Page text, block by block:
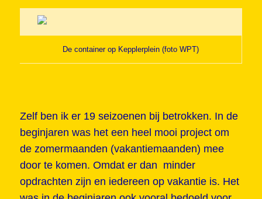
De container op Kepplerplein (foto WPT)
Zelf ben ik er 19 seizoenen bij betrokken. In de
beginjaren was het een heel mooi project om
de zomermaanden (vakantiemaanden) mee
door te komen. Omdat er dan minder
opdrachten zijn en iedereen op vakantie is. Het